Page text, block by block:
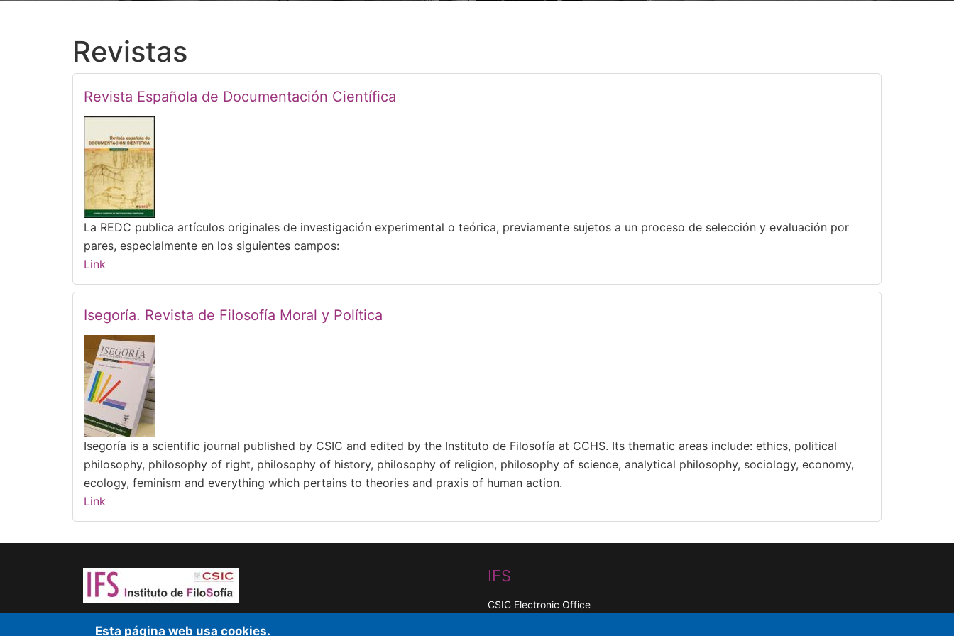
Revistas
Revista Española de Documentación Científica
La REDC publica artículos originales de investigación experimental o teórica, previamente sujetos a un proceso de selección y evaluación por
pares, especialmente en los siguientes campos:
Link
Isegoría. Revista de Filosofía Moral y Política
Isegoría is a scientific journal published by CSIC and edited by the Instituto de Filosofía at CCHS. Its thematic areas include: ethics, political
philosophy, philosophy of right, philosophy of history, philosophy of religion, philosophy of science, analytical philosophy, sociology, economy,
ecology, feminism and everything which pertains to theories and praxis of human action.
Link
IFS
CSIC Electronic Office
Esta página web usa cookies.